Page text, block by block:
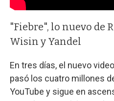
"Fiebre", lo nuevo de
Wisin y Yandel
En tres días, el nuevo
pasó los cuatro millones
YouTube y sigue en